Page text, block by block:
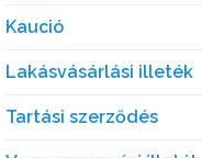
Kaució
Lakásvásárlási illeték
Tartási szerződés